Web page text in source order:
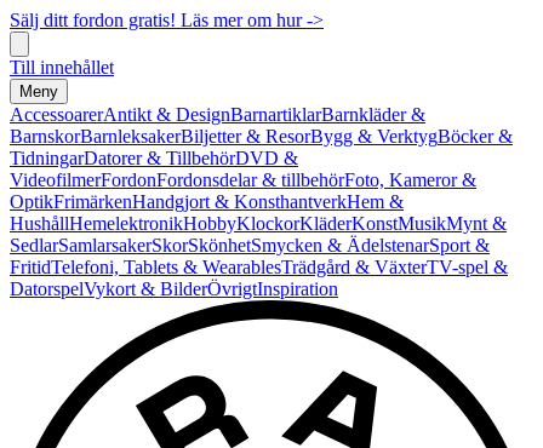
Sälj ditt fordon gratis! Läs mer om hur ->
Till innehållet
Meny
AccessoarerAntikt & DesignBarnartiklarBarnkläder &
BarnskorBarnleksakerBiljetter & ResorBygg & VerktygBöcker &
TidningarDatorer & TillbehörDVD &
VideofilmerFordonFordonsdelar & tillbehörFoto, Kameror &
OptikFrimärkenHandgjort & KonsthantverkHem &
HushållHemelektronikHobbyKlockorKläderKonstMusikMynt &
SedlarSamlarsakerSkorSkönhetSmycken & ÄdelstenarSport &
FritidTelefoni, Tablets & WearablesTrädgård & VäxterTV-spel &
DatorspelVykort & BilderÖvrigtInspiration